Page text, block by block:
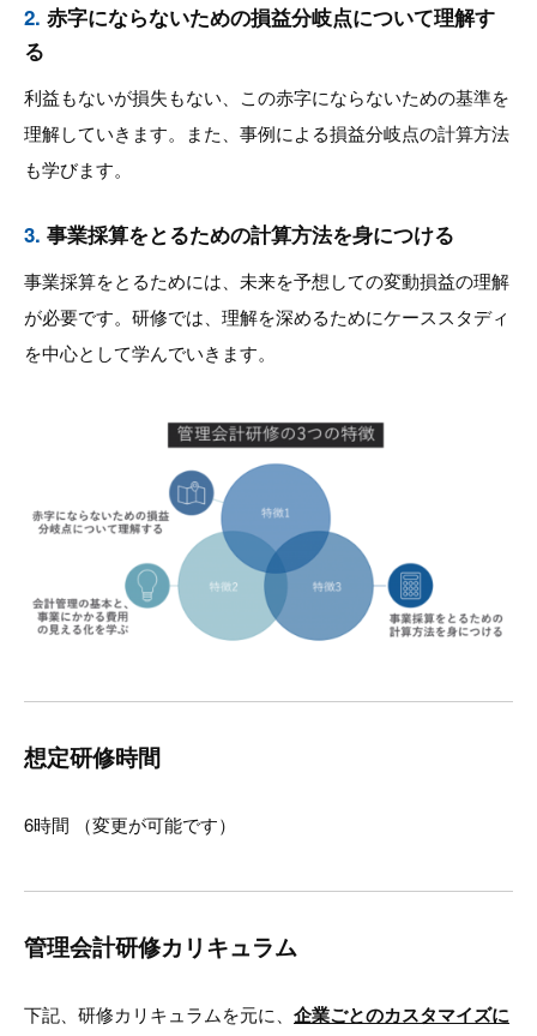
2. 赤字にならないための損益分岐点について理解す
る
利益もないが損失もない、この赤字にならないための基準を
理解していきます。また、事例による損益分岐点の計算方法
も学びます。
3. 事業採算をとるための計算方法を身につける
事業採算をとるためには、未来を予想しての変動損益の理解
が必要です。研修では、理解を深めるためにケーススタディ
を中心として学んでいきます。
想定研修時間
6時間 （変更が可能です）
管理会計研修カリキュラム
下記、研修カリキュラムを元に、 企業ごとのカスタマイズに